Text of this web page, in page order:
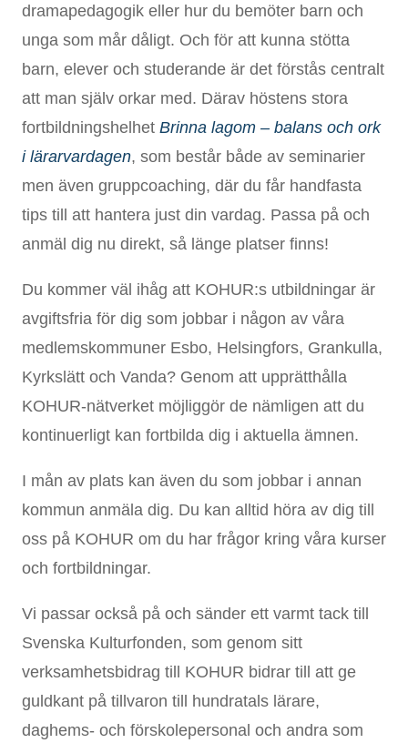
dramapedagogik eller hur du bemöter barn och
unga som mår dåligt. Och för att kunna stötta
barn, elever och studerande är det förstås centralt
att man själv orkar med. Därav höstens stora
fortbildningshelhet Brinna lagom – balans och ork
i lärarvardagen, som består både av seminarier
men även gruppcoaching, där du får handfasta
tips till att hantera just din vardag. Passa på och
anmäl dig nu direkt, så länge platser finns!
Du kommer väl ihåg att KOHUR:s utbildningar är
avgiftsfria för dig som jobbar i någon av våra
medlemskommuner Esbo, Helsingfors, Grankulla,
Kyrkslätt och Vanda? Genom att upprätthålla
KOHUR-nätverket möjliggör de nämligen att du
kontinuerligt kan fortbilda dig i aktuella ämnen.
I mån av plats kan även du som jobbar i annan
kommun anmäla dig. Du kan alltid höra av dig till
oss på KOHUR om du har frågor kring våra kurser
och fortbildningar.
Vi passar också på och sänder ett varmt tack till
Svenska Kulturfonden, som genom sitt
verksamhetsbidrag till KOHUR bidrar till att ge
guldkant på tillvaron till hundratals lärare,
daghems- och förskolepersonal och andra som